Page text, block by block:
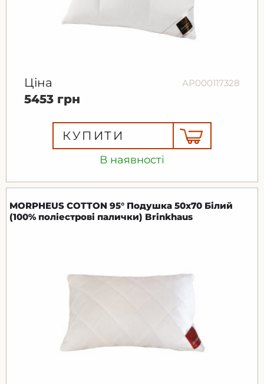
В наявності
Ціна АР000117328
5453 грн
КУПИТИ
MORPHEUS COTTON 95° Подушка 50x70 Білий
(100% поліестрові палички) Brinkhaus